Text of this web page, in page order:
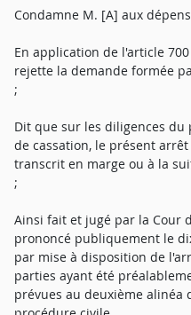
Condamne M. [A] aux
En application de l'article
rejette la demande formée
;
Dit que sur les diligences
de cassation, le présent
transcrit en marge ou à la
;
Ainsi fait et jugé par la Cour
prononcé publiquement le
par mise à disposition de
parties ayant été
prévues au deuxième alinéa